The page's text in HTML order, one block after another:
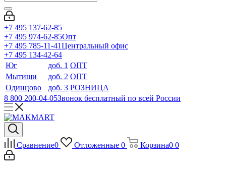
+7 495 137-62-85
+7 495 974-62-85Опт
+7 495 785-11-41Центральный офис
+7 495 134-42-64
Юг
доб. 1 ОПТ
Мытищи
доб. 2 ОПТ
Одинцово
доб. 3 РОЗНИЦА
8 800 200-04-05Звонок бесплатный по всей России
Сравнение0 Отложенные 0 Корзина0 0